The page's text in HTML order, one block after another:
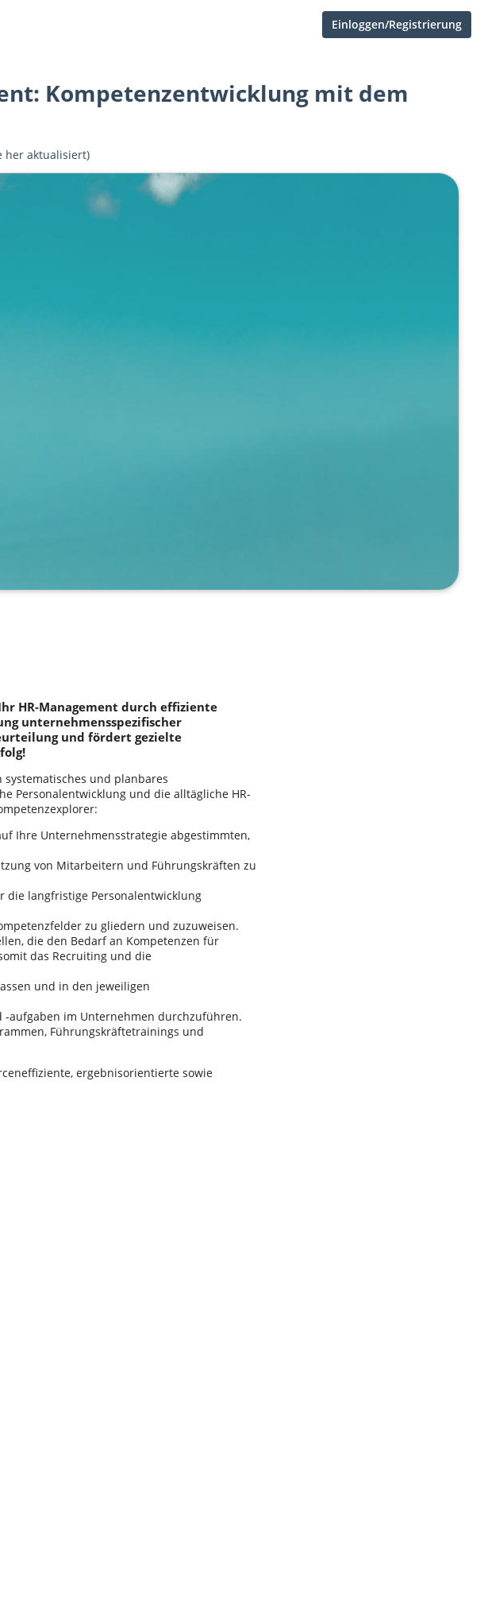
Einloggen/Registrierung
Kompetenzentwicklung mit dem
her aktualisiert)
HR-Management durch effiziente
unternehmensspezifischer
und fördert gezielte
und planbares
Personalentwicklung und die alltägliche HR-
Ihre Unternehmensstrategie abgestimmten,
von Mitarbeitern und Führungskräften zu
die langfristige Personalentwicklung
zu gliedern und zuzuweisen.
die den Bedarf an Kompetenzen für
das Recruiting und die
und in den jeweiligen
-aufgaben im Unternehmen durchzuführen.
Führungskräftetrainings und
ergebnisorientierte sowie